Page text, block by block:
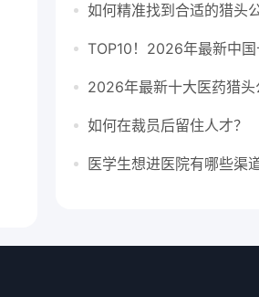
如何精准找到合适的猎头
如何在裁员后留住人才？
医学生想进医院有哪些渠